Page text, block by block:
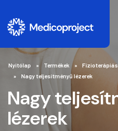
Nyitólap Termékek
Nagy teljesítményű lézerek
Nagy
lézerek